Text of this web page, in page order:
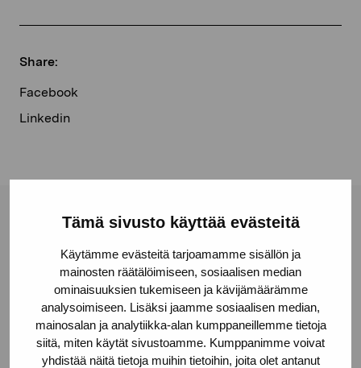
Tämä sivusto käyttää evästeitä
Käytämme evästeitä tarjoamamme sisällön ja
mainosten räätälöimiseen, sosiaalisen median
ominaisuuksien tukemiseen ja kävijämäärämme
analysoimiseen. Lisäksi jaamme sosiaalisen median,
mainosalan ja analytiikka-alan kumppaneillemme tietoja
siitä, miten käytät sivustoamme. Kumppanimme voivat
yhdistää näitä tietoja muihin tietoihin, joita olet antanut
Share:
Facebook
Linkedin
Pro Artibus Foundation
Gustav Wasas gata 11
10600 Ekenäs
proartibus@proartibus.fi
+358 (0)50 371 6339